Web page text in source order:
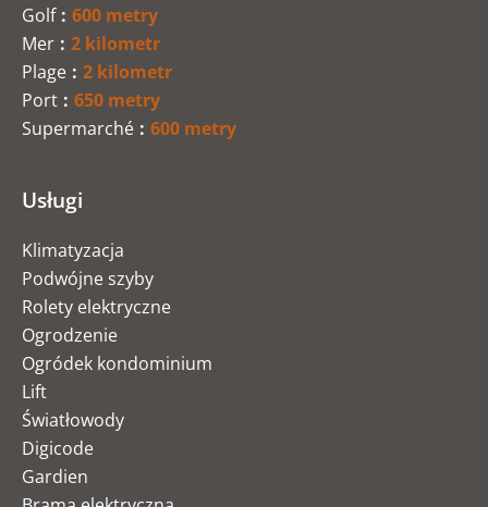
Golf
600 metry
Mer
2 kilometr
Plage
2 kilometr
Port
650 metry
Supermarché
600 metry
Usługi
Klimatyzacja
Podwójne szyby
Rolety elektryczne
Ogrodzenie
Ogródek kondominium
Lift
Światłowody
Digicode
Gardien